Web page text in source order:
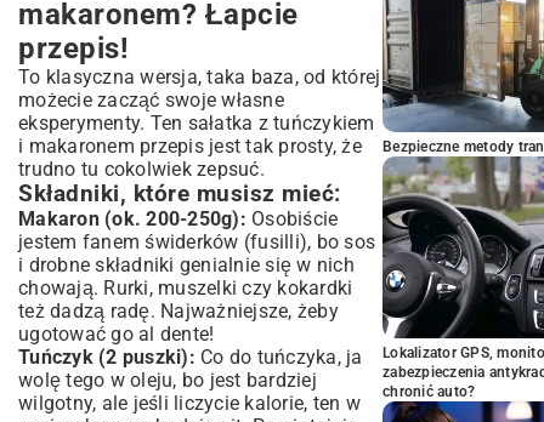
makaronem? Łapcie
przepis!
To klasyczna wersja, taka baza, od której
możecie zacząć swoje własne
eksperymenty. Ten sałatka z tuńczykiem
i makaronem przepis jest tak prosty, że
trudno tu cokolwiek zepsuć.
Składniki, które musisz mieć:
Makaron (ok. 200-250g): Osobiście
jestem fanem świderków (fusilli), bo sos
i drobne składniki genialnie się w nich
chowają. Rurki, muszelki czy kokardki
też dadzą radę. Najważniejsze, żeby
ugotować go al dente!
Tuńczyk (2 puszki): Co do tuńczyka, ja
wolę tego w oleju, bo jest bardziej
wilgotny, ale jeśli liczycie kalorie, ten w
Bezpieczne metody
Lokalizator GPS,
zabezpieczenia
chronić auto?